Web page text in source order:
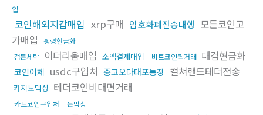
입
코인해외지갑매입 xrp구매 암호화폐전송대행 모든코인고
가매입
횡령현금화
검돈세탁 이더리움매입 소액결제매입 비트코인퀵거래 대검현금화
코인이체 usdc구입처 중고오다대포통장 컬쳐랜드테더전송
카지노믹싱 테더코인비대면거래
카드코인구입처
돈믹싱